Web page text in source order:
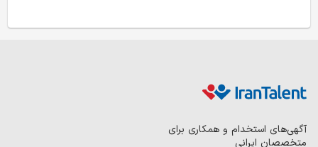
آگهی‌های استخدام و همکاری برای
متخصصان ایرانی